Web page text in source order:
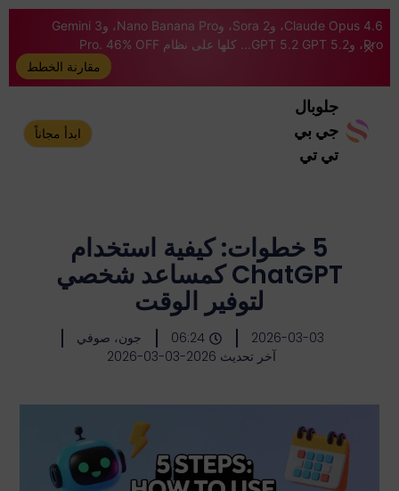
Claude Opus 4.6، وSora 2، وNano Banana Pro، وGemini 3
Pro، وGPT 5.2 GPT 5.2... كلها على نظام Pro. 46% OFF
مقارنة الخطط
جلوبال
جي بي
تي تي
ابدأ مجاناً
5 خطوات: كيفية استخدام
ChatGPT كمساعد شخصي
لتوفير الوقت
2026-03-03
06:24
جون، صوفي
آخر تحديث 2026-03-03-2026